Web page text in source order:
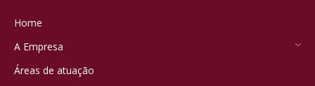
Home
A Empresa
Áreas de atuação